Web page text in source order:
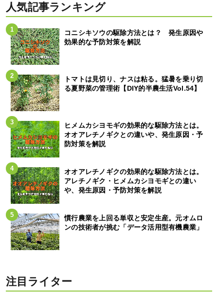
人気記事ランキング
コニシキソウの駆除方法とは？ 発生原因や
効果的な予防対策を解説
トマトは見切り、ナスは粘る。猛暑を乗り切
る夏野菜の管理術【DIY的半農生活Vol.54】
ヒメムカシヨモギの効果的な駆除方法とは。
オオアレチノギクとの違いや、発生原因・予
防対策を解説
オオアレチノギクの効果的な駆除方法とは。
アレチノギク・ヒメムカシヨモギとの違い
や、発生原因・予防対策を解説
慣行農業を上回る単収と安定生産。元オムロ
ンの技術者が挑む「データ活用型有機農業」
注目ライター